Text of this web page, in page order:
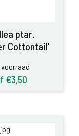
ptar.
Cottontail'
voorraad
€3,50